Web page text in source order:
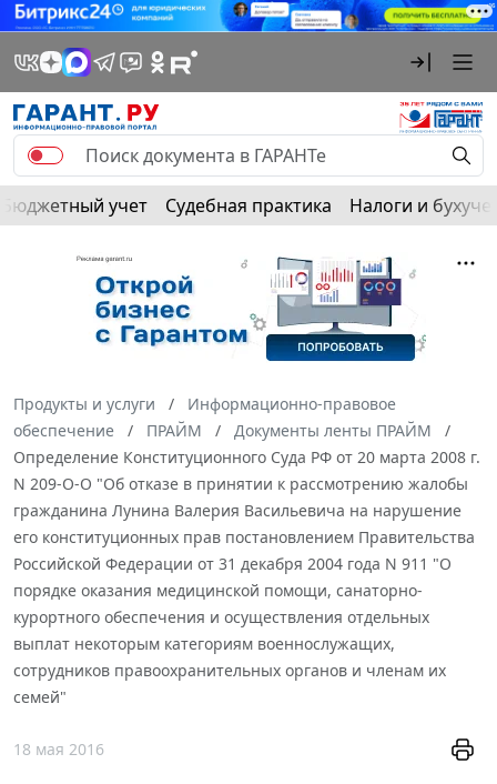
Бюджетный учет Судебная практика Налоги и
Продукты и услуги
Информационно-правовое
обеспечение
ПРАЙМ
Документы ленты ПРАЙМ
Определение Конституционного Суда РФ от 20 марта 2008 г.
N 209-О-О "Об отказе в принятии к рассмотрению жалобы
гражданина Лунина Валерия Васильевича на нарушение
его конституционных прав постановлением Правительства
Российской Федерации от 31 декабря 2004 года N 911 "О
порядке оказания медицинской помощи, санаторно-
курортного обеспечения и осуществления отдельных
выплат некоторым категориям военнослужащих,
сотрудников правоохранительных органов и членам их
семей"
18 мая 2016